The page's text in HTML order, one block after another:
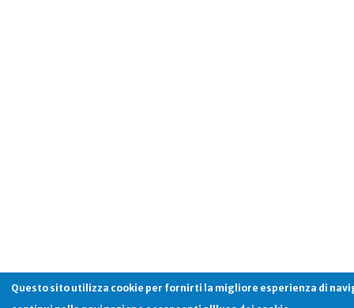
Questo sito utilizza cookie per fornirti la migliore esperienza di